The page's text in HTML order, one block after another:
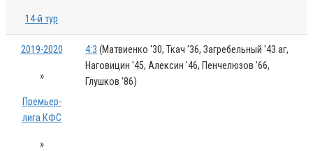
14-й тур
2019-2020
»
Премьер-
лига КФС
»
4:3 (Матвиенко '30, Ткач '36, Загребельный '43 аг,
Наговицин '45, Алексин '46, Пенчелюзов '66,
Глушков '86)